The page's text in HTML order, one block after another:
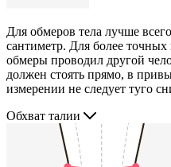
Для обмеров тела лучше
сантиметр. Для более
обмеры проводил другой
должен стоять прямо, в
измерении не следует туго
Обхват талии